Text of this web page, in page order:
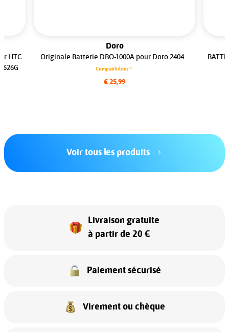
HTC
626G
Doro
Originale Batterie DBO-1000A pour Doro 2404...
Compatibilités
€ 25,99
Voir tous les produits
Livraison gratuite
à partir de 20 €
Paiement sécurisé
Virement ou chèque